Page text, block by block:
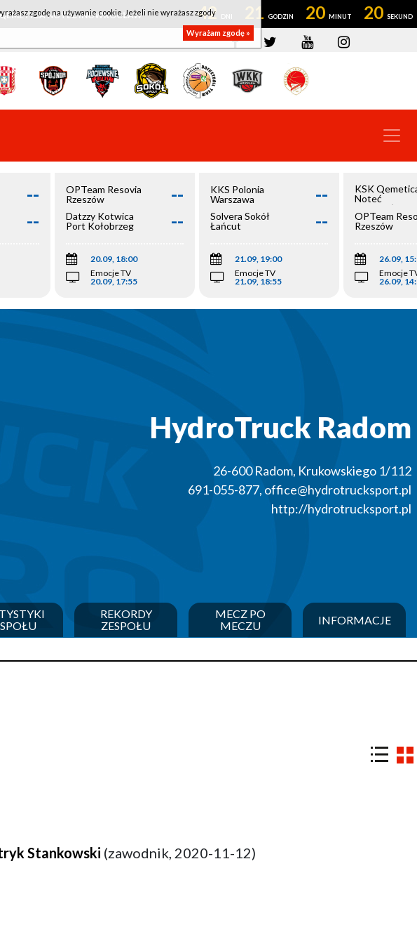
NOTEĆ INOWROCŁAW 42 21 20 19
--
--
OPTeam Resovia
Rzeszów
--
Datzzy Kotwica
Port Kołobrzeg
--
20.09, 18:00
Emocje TV
20.09, 17:55
KKS Polonia
Warszawa
--
Solvera Sokół
Łańcut
--
21.09, 19:00
Emocje TV
21.09, 18:55
KSK
Noteć
Inowrocław
OPTeam
Rzeszów
26.09,
Emocje
26.09,
HydroTruck Radom
26-600 Radom, Krukowskiego 1/112
691-055-877, office@hydrotrucksport.pl
http://hydrotrucksport.pl
REKORDY
ZESPOŁU
MECZ PO
MECZU
INFORMACJE
Stankowski (zawodnik, 2020-11-12)
zgodę na używanie cookie. Jeżeli nie wyrażasz zgody
Wyrażam zgodę »